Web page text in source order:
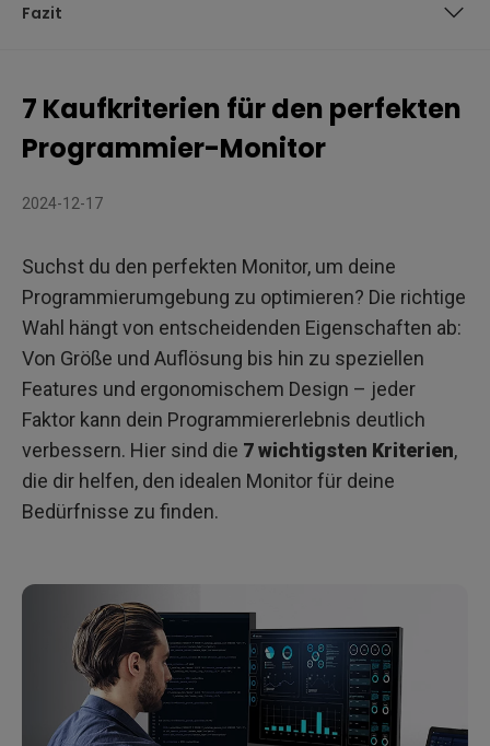
Fazit
2. Auflösung und Kontrastverhältnis
5. Augenschonende Technologie
6. Ergonomie
7. Multitasking-Funktionen
Fazit
7 Kaufkriterien für den perfekten
Programmier-Monitor
2024-12-17
Suchst du den perfekten Monitor, um deine
Programmierumgebung zu optimieren? Die richtige
Wahl hängt von entscheidenden Eigenschaften ab:
Von Größe und Auflösung bis hin zu speziellen
Features und ergonomischem Design – jeder
Faktor kann dein Programmiererlebnis deutlich
verbessern. Hier sind die 7 wichtigsten Kriterien,
die dir helfen, den idealen Monitor für deine
Bedürfnisse zu finden.